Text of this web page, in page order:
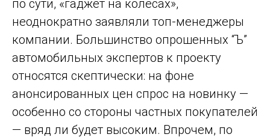
по сути, «гаджет на колесах»,
неоднократно заявляли топ-менеджеры
компании. Большинство опрошенных “Ъ”
автомобильных экспертов к проекту
относятся скептически: на фоне
анонсированных цен спрос на новинку —
особенно со стороны частных покупателей
— вряд ли будет высоким. Впрочем, по